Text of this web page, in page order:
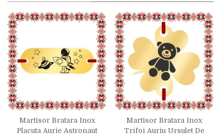
Martisor Bratara Inox
Placuta Aurie Astronaut
Martisor Bratara Inox
Trifoi Auriu Ursulet De